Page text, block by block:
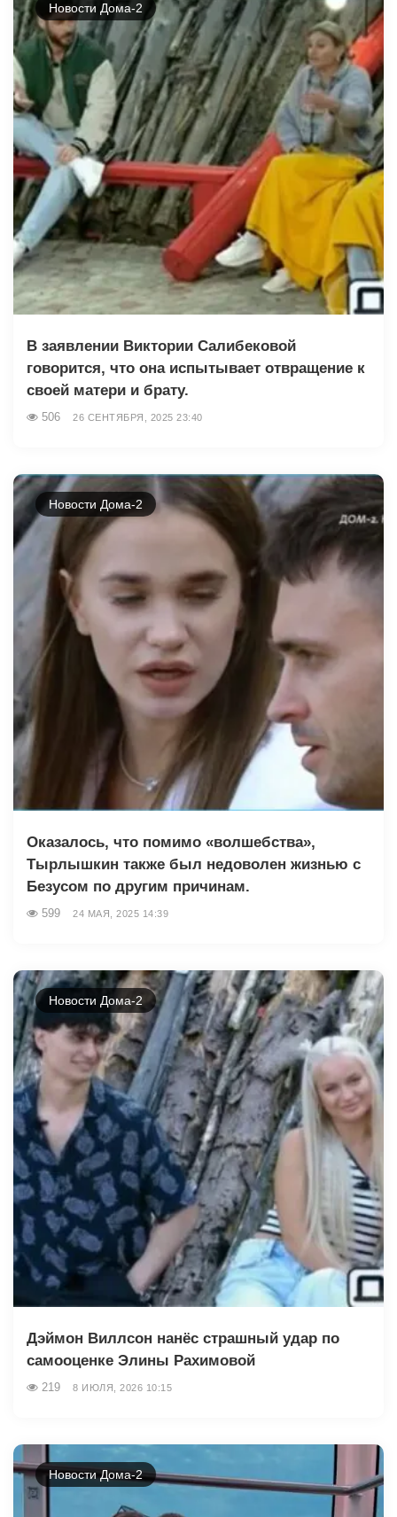
Новости Дома-2
В заявлении Виктории Салибековой
говорится, что она испытывает отвращение к
своей матери и брату.
506 26 СЕНТЯБРЯ, 2025 23:40
Новости Дома-2
Оказалось, что помимо «волшебства»,
Тырлышкин также был недоволен жизнью с
Безусом по другим причинам.
599 24 МАЯ, 2025 14:39
Новости Дома-2
Дэймон Виллсон нанёс страшный удар по
самооценке Элины Рахимовой
219 8 ИЮЛЯ, 2026 10:15
Новости Дома-2